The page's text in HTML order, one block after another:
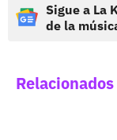
Sigue a La
de la
Relacionados